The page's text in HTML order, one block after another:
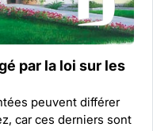
par la loi sur les
peuvent différer
car ces derniers sont